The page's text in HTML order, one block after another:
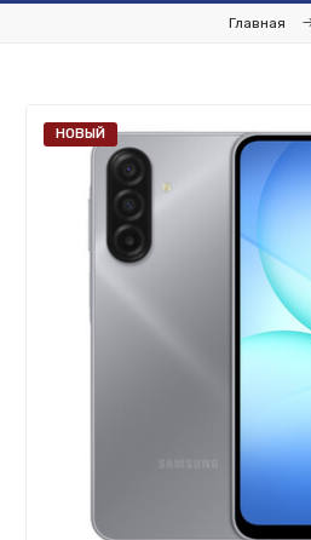
Главная
НОВЫЙ